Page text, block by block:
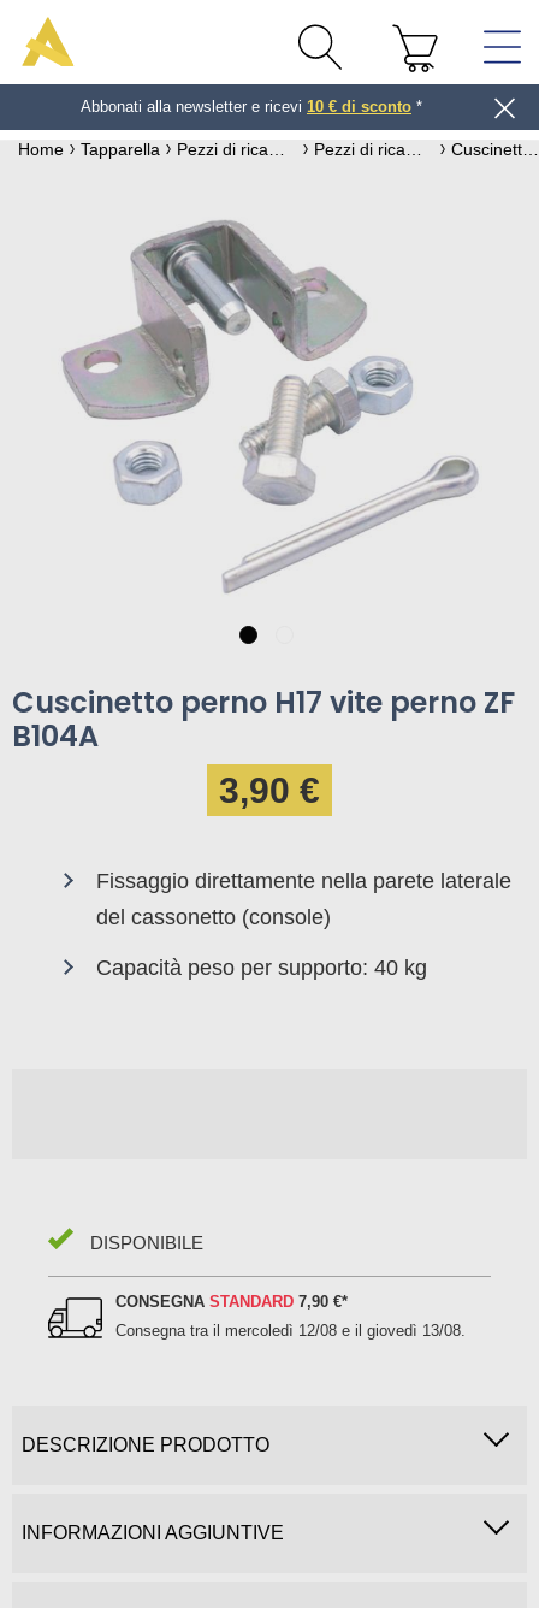
Abbonati alla newsletter e ricevi 10 € di sconto *
Home Tapparella
Cuscinetto perno H17 vite perno ZF
B104A
3,90 €
Fissaggio direttamente nella parete laterale
del cassonetto (console)
Capacità peso per supporto: 40 kg
DISPONIBILE
CONSEGNASTANDARD 7,90 €*
Consegna tra il mercoledì 12/08 e il giovedì 13/08
DESCRIZIONE PRODOTTO
INFORMAZIONI AGGIUNTIVE